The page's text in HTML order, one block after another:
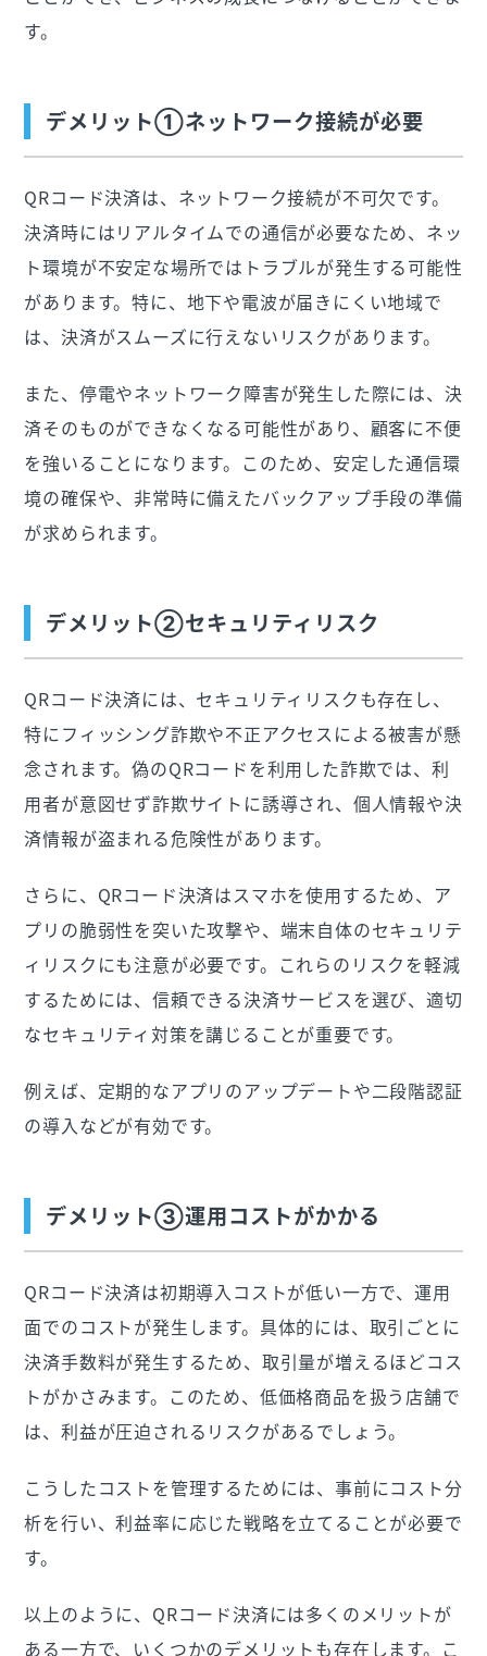
す。
デメリット①ネットワーク接続が必要
QRコード決済は、ネットワーク接続が不可欠です。
決済時にはリアルタイムでの通信が必要なため、ネッ
ト環境が不安定な場所ではトラブルが発生する可能性
があります。特に、地下や電波が届きにくい地域で
は、決済がスムーズに行えないリスクがあります。
また、停電やネットワーク障害が発生した際には、決
済そのものができなくなる可能性があり、顧客に不便
を強いることになります。このため、安定した通信環
境の確保や、非常時に備えたバックアップ手段の準備
が求められます。
デメリット②セキュリティリスク
QRコード決済には、セキュリティリスクも存在し、
特にフィッシング詐欺や不正アクセスによる被害が懸
念されます。偽のQRコードを利用した詐欺では、利
用者が意図せず詐欺サイトに誘導され、個人情報や決
済情報が盗まれる危険性があります。
さらに、QRコード決済はスマホを使用するため、ア
プリの脆弱性を突いた攻撃や、端末自体のセキュリテ
ィリスクにも注意が必要です。これらのリスクを軽減
するためには、信頼できる決済サービスを選び、適切
なセキュリティ対策を講じることが重要です。
例えば、定期的なアプリのアップデートや二段階認証
の導入などが有効です。
デメリット③運用コストがかかる
QRコード決済は初期導入コストが低い一方で、運用
面でのコストが発生します。具体的には、取引ごとに
決済手数料が発生するため、取引量が増えるほどコス
トがかさみます。このため、低価格商品を扱う店舗で
は、利益が圧迫されるリスクがあるでしょう。
こうしたコストを管理するためには、事前にコスト分
析を行い、利益率に応じた戦略を立てることが必要で
す。
以上のように、QRコード決済には多くのメリットが
ある一方で、いくつかのデメリットも存在します。こ